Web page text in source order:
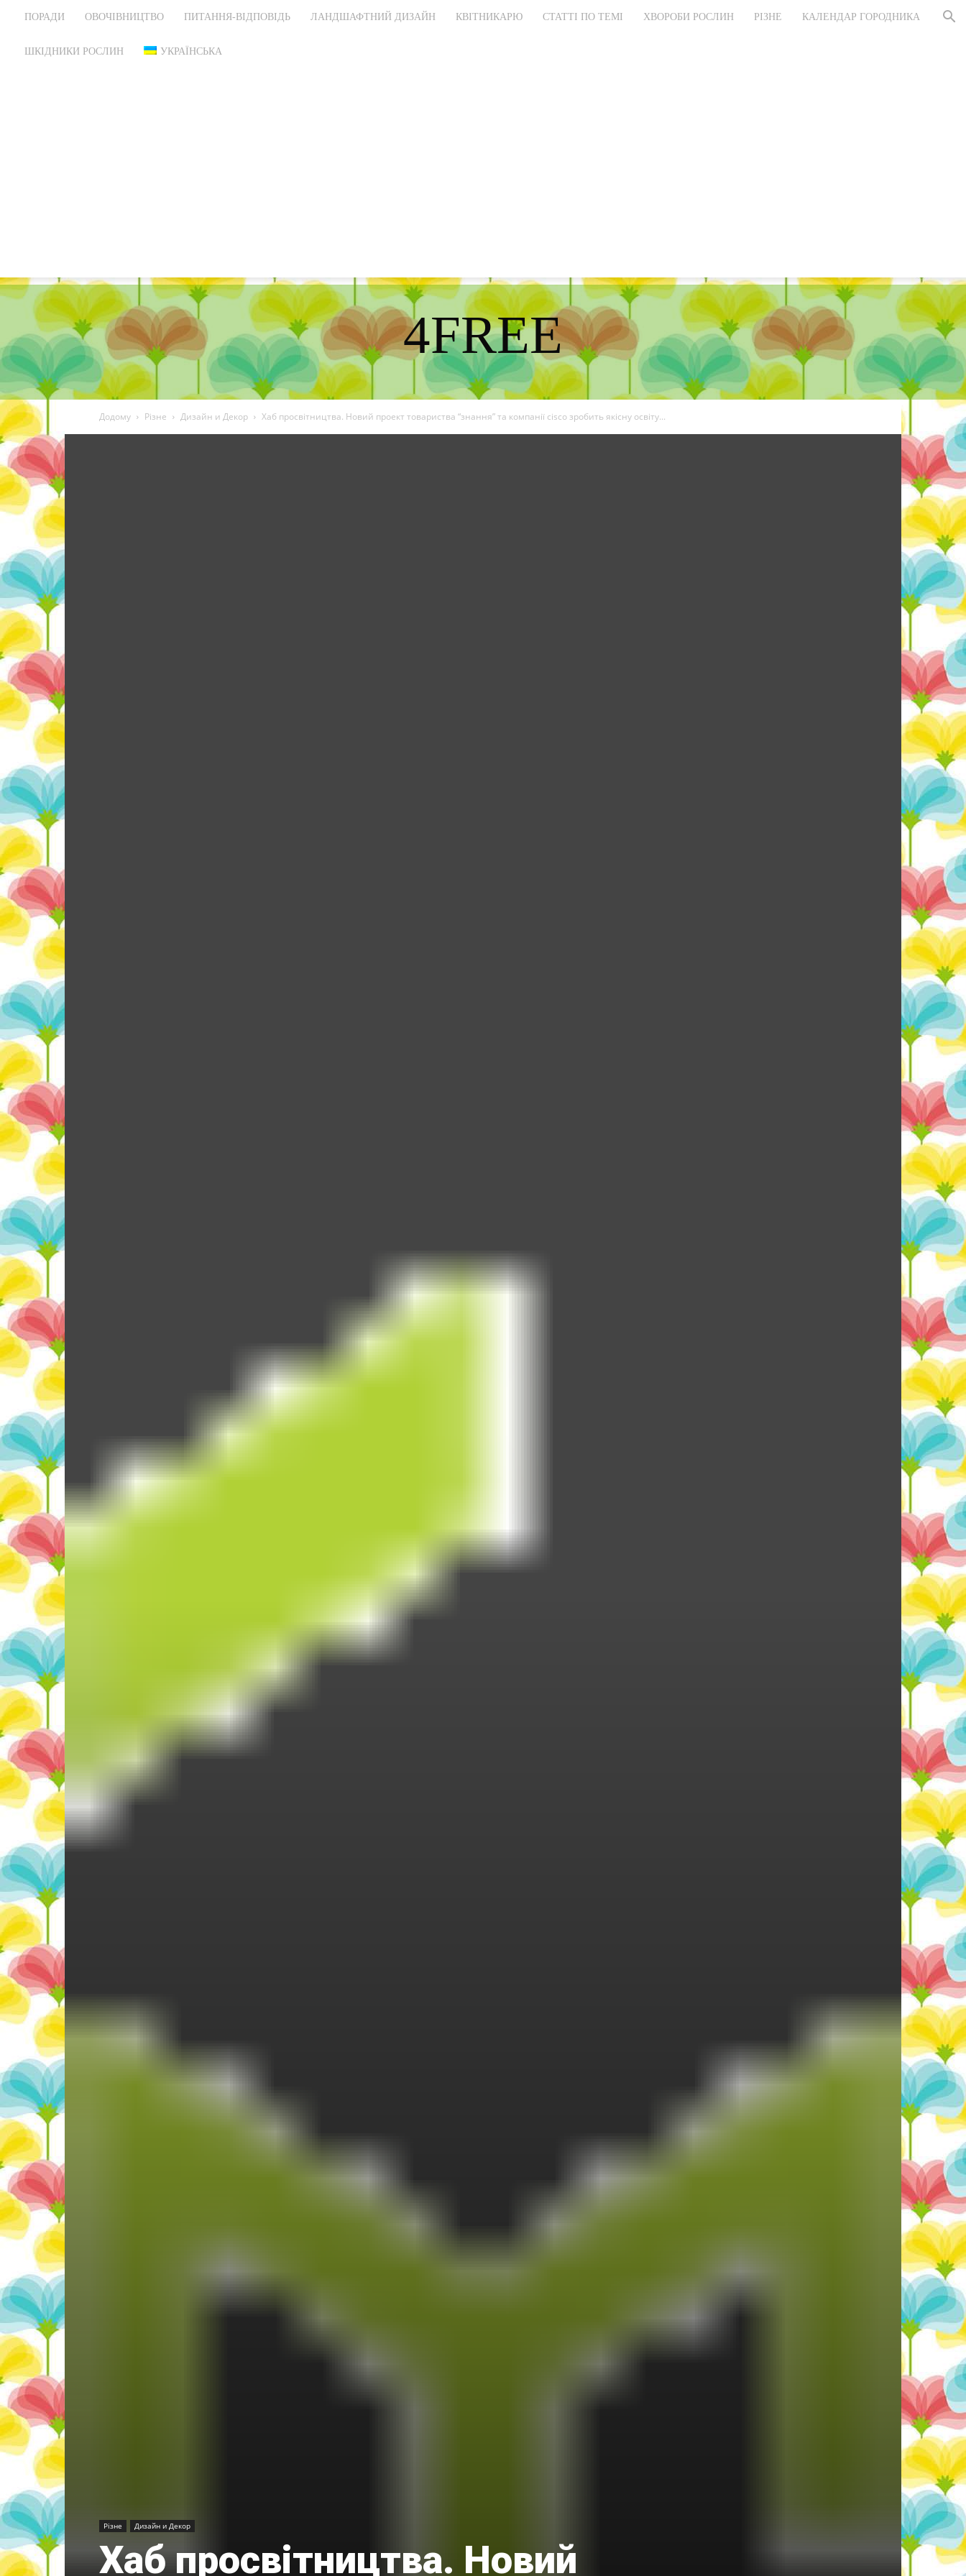
ПОРАДИ ОВОЧІВНИЦТВО ПИТАННЯ-ВІДПОВІДЬ ЛАНДШАФТНИЙ ДИЗАЙН КВІТНИКАРЮ СТАТТІ ПО ТЕМІ ХВОРОБИ РОСЛИН РІЗНЕ КАЛЕНДАР ГОРОДНИКА
ШКІДНИКИ РОСЛИН УКРАЇНСЬКА
4FREE
DISCOVER THE ART OF PUBLISHING
Додому Різне Дизайн и Декор Хаб просвітництва. Новий проект товариства “знання” та компанії cisco зробить якісну освіту...
Різне Дизайн и Декор
Хаб просвітництва. Новий